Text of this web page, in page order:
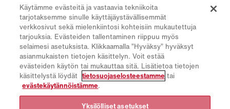
Uutiskirje
Latausalue
CO₂-laskuri
TCO-laskuri
Jälleenmyyjä- ja toimipaikkahaku
Tuoteryhmien yleiskatsaus
Käytämme evästeitä ja vastaavia tekniikoita
tarjotaksemme sinulle käyttäjäystävällisemmät
verkkosivut sekä mielenkiintosi kohteisiin mukautettuja
tarjouksia. Evästeiden tallentaminen riippuu myös
selaimesi asetuksista. Klikkaamalla ”Hyväksy” hyväksyt
asianmukaisten tietojen käsittelyn. Voit estää
evästeiden käytön tai mukauttaa sitä. Lisätietoa tietojen
käsittelystä löydät tietosuojaselosteestamme tai
evästekäytännöistämme.
Yksilölliset asetukset